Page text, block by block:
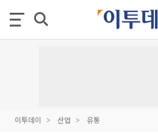
이투데이 산업 유통